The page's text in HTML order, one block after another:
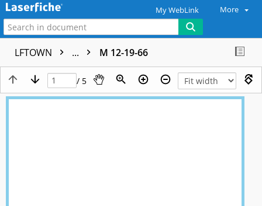
My WebLink More
LFTOWN ... M 12-19-66
/ 5